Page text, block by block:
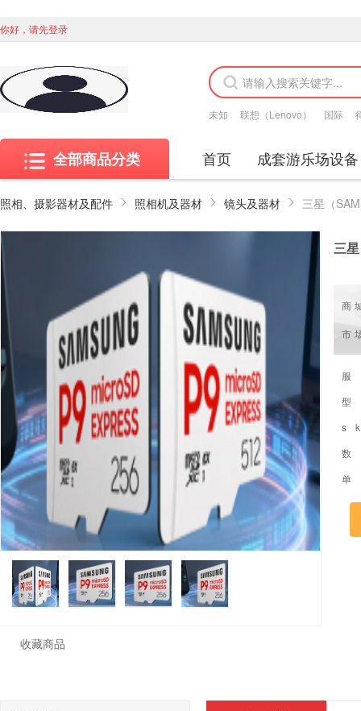
你好，请先登录
未知 联想（Lenovo） 国际
全部商品分类 首页 成套游乐场设备
照相、摄影器材及配件 照相机及器材 镜头及器材
收藏商品
三
商
市
服
型
s
数
单